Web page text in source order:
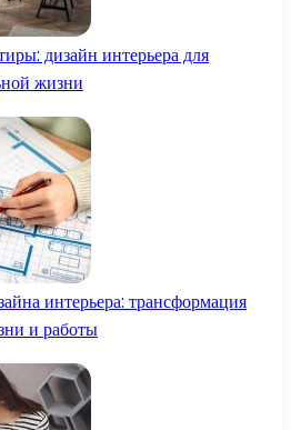
дизайн интерьера для
жизни
интерьера: трансформация
и работы